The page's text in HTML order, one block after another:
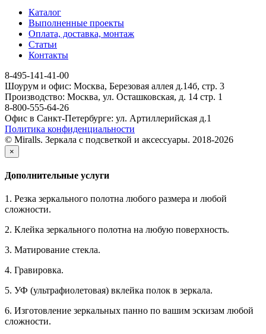
Каталог
Выполненные проекты
Оплата, доставка, монтаж
Статьи
Контакты
8-495-141-41-00
Шоурум и офис: Москва, Березовая аллея д.14б, стр. 3
Производство: Москва, ул. Осташковская, д. 14 стр. 1
8-800-555-64-26
Офис в Санкт-Петербурге: ул. Артиллерийская д.1
Политика конфиденциальности
© Miralls. Зеркала с подсветкой и аксессуары. 2018-2026
×
Дополнительные услуги
1. Резка зеркального полотна любого размера и любой
сложности.
2. Клейка зеркального полотна на любую поверхность.
3. Матирование стекла.
4. Гравировка.
5. УФ (ультрафиолетовая) вклейка полок в зеркала.
6. Изготовление зеркальных панно по вашим эскизам любой
сложности.